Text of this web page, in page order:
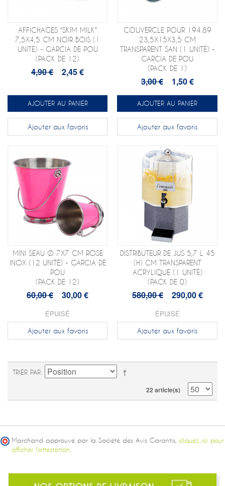
AFFICHAGES "SKIM MILK"
7,5X4,5 CM NOIR BOIS (1
UNITÉ) - GARCIA DE POU
(PACK DE 12)
4,90 € 2,45 €
AJOUTER AU PANIER
Ajouter aux favoris
COUVERCLE POUR 194.89
23,5X15X3,5 CM
TRANSPARENT SAN (1 UNITÉ) -
GARCIA DE POU
(PACK DE 1)
3,00 € 1,50 €
AJOUTER AU PANIER
Ajouter aux favoris
MINI SEAU Ø 7X7 CM ROSE
INOX (12 UNITÉ) - GARCIA DE
POU
(PACK DE 12)
60,00 € 30,00 €
ÉPUISÉ
Ajouter aux favoris
DISTRIBUTEUR DE JUS 5,7 L 45
(H) CM TRANSPARENT
ACRYLIQUE (1 UNITÉ)
(PACK DE 0)
580,00 € 290,00 €
ÉPUISÉ
Ajouter aux favoris
TRIER PAR
22 article(s)
Marchand approuvé par la Société des Avis Garantis, cliquez ici pour
afficher l'attestation.